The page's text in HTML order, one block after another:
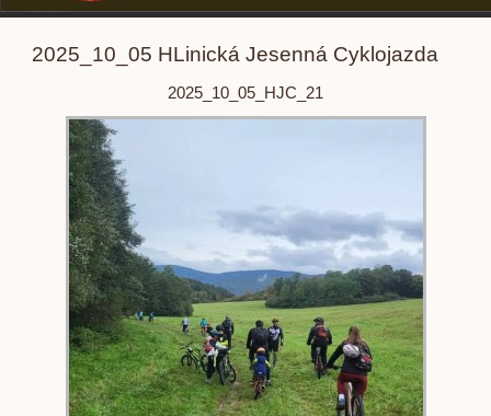
2025_10_05 HLinická Jesenná Cyklojazda
2025_10_05_HJC_21